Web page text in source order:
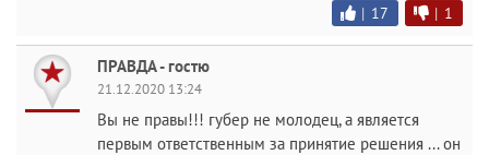
| 17 | 1
ПРАВДА - гостю
21.12.2020 13:24
Вы не правы!!! губер не молодец, а является
первым ответственным за принятие решения ... он